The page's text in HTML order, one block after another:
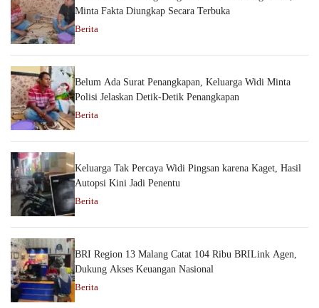
Minta Fakta Diungkap Secara Terbuka
Berita
Belum Ada Surat Penangkapan, Keluarga Widi Minta
Polisi Jelaskan Detik-Detik Penangkapan
Berita
Keluarga Tak Percaya Widi Pingsan karena Kaget, Hasil
Autopsi Kini Jadi Penentu
Berita
BRI Region 13 Malang Catat 104 Ribu BRILink Agen,
Dukung Akses Keuangan Nasional
Berita